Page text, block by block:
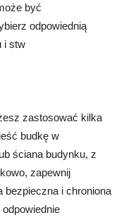
być
odpowiednią
i stw
zastosować kilka
budkę w
ściana budynku, z
zapewnij
bezpieczna i chroniona